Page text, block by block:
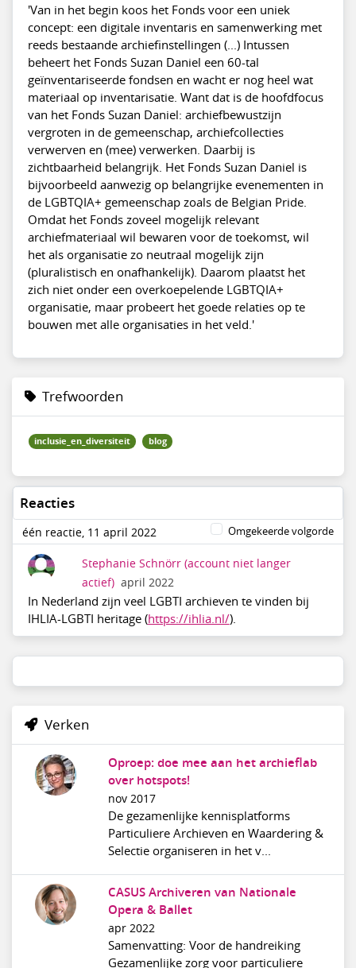
'Van in het begin koos het Fonds voor een uniek
concept: een digitale inventaris en samenwerking met
reeds bestaande archiefinstellingen (...) Intussen
beheert het Fonds Suzan Daniel een 60-tal
geïnventariseerde fondsen en wacht er nog heel wat
materiaal op inventarisatie. Want dat is de hoofdfocus
van het Fonds Suzan Daniel: archiefbewustzijn
vergroten in de gemeenschap, archiefcollecties
verwerven en (mee) verwerken. Daarbij is
zichtbaarheid belangrijk. Het Fonds Suzan Daniel is
bijvoorbeeld aanwezig op belangrijke evenementen in
de LGBTQIA+ gemeenschap zoals de Belgian Pride.
Omdat het Fonds zoveel mogelijk relevant
archiefmateriaal wil bewaren voor de toekomst, wil
het als organisatie zo neutraal mogelijk zijn
(pluralistisch en onafhankelijk). Daarom plaatst het
zich niet onder een overkoepelende LGBTQIA+
organisatie, maar probeert het goede relaties op te
bouwen met alle organisaties in het veld.'
Trefwoorden
inclusie_en_diversiteit blog
Reacties
één reactie, 11 april 2022 Omgekeerde volgorde
Stephanie Schnörr (account niet langer
actief) april 2022
In Nederland zijn veel LGBTI archieven te vinden bij
IHLIA-LGBTI heritage (https://ihlia.nl/).
Verken
Oproep: doe mee aan het archieflab
over hotspots!
nov 2017
De gezamenlijke kennisplatforms
Particuliere Archieven en Waardering &
Selectie organiseren in het v...
CASUS Archiveren van Nationale
Opera & Ballet
apr 2022
Samenvatting: Voor de handreiking
Gezamenlijke zorg voor particuliere